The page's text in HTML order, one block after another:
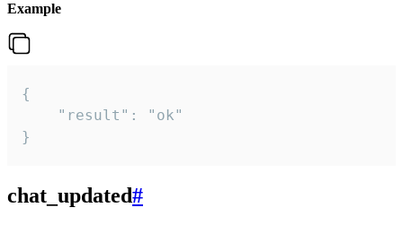
Example
{
    "result": "ok"
}
chat_updated#